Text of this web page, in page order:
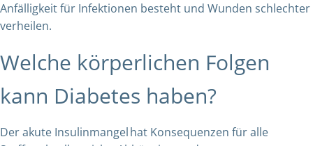
Anfälligkeit für Infektionen besteht und Wunden schlechter
verheilen.
Welche körperlichen Folgen
kann Diabetes haben?
Der akute Insulinmangel hat Konsequenzen für alle